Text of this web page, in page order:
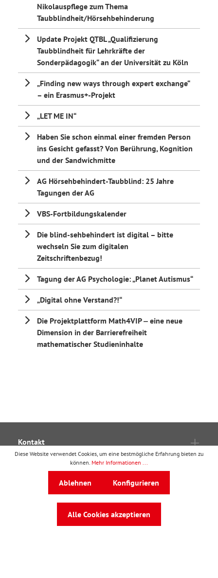
Nikolauspflege zum Thema
Taubblindheit/Hörsehbehinderung
Update Projekt QTBL „Qualifizierung
Taubblindheit für Lehrkräfte der
Sonderpädagogik“ an der Universität zu Köln
„Finding new ways through expert exchange“
– ein Erasmus+-Projekt
„LET ME IN“
Haben Sie schon einmal einer fremden Person
ins Gesicht gefasst? Von Berührung, Kognition
und der Sandwichmitte
AG Hörsehbehindert-Taubblind: 25 Jahre
Tagungen der AG
VBS-Fortbildungskalender
Die blind-sehbehindert ist digital – bitte
wechseln Sie zum digitalen
Zeitschriftenbezug!
Tagung der AG Psychologie: „Planet Autismus“
„Digital ohne Verstand?!“
Die Projektplattform Math4VIP ‒ eine neue
Dimension in der Barrierefreiheit
mathematischer Studieninhalte
Kontakt
Kooperationen
Diese Website verwendet Cookies, um eine bestmögliche Erfahrung bieten zu
können. Mehr Informationen ...
Ablehnen Konfigurieren
Alle Cookies akzeptieren